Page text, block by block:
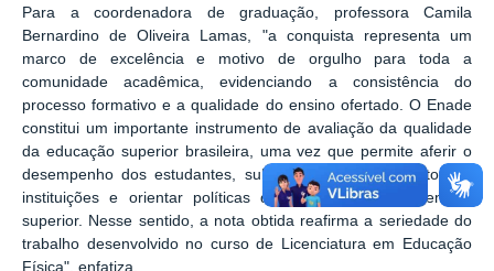
Para a coordenadora de graduação, professora Camila
Bernardino de Oliveira Lamas, "a conquista representa um
marco de excelência e motivo de orgulho para toda a
comunidade acadêmica, evidenciando a consistência do
processo formativo e a qualidade do ensino ofertado. O Enade
constitui um importante instrumento de avaliação da qualidade
da educação superior brasileira, uma vez que permite aferir o
desempenho dos estudantes, subsidiar o aprimoramento das
instituições e orientar políticas de fortalecimento do ensino
superior. Nesse sentido, a nota obtida reafirma a seriedade do
trabalho desenvolvido no curso de Licenciatura em Educação
Física", enfatiza.